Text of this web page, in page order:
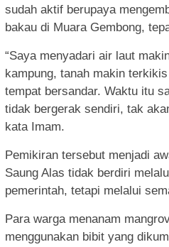
sudah aktif berupaya
bakau di Muara Gembong,
“Saya menyadari air laut
kampung, tanah makin
tempat bersandar. Waktu itu
tidak bergerak sendiri, tak
kata Imam.
Pemikiran tersebut menjadi
Saung Alas tidak berdiri
pemerintah, tetapi melalui
Para warga menanam
menggunakan bibit yang